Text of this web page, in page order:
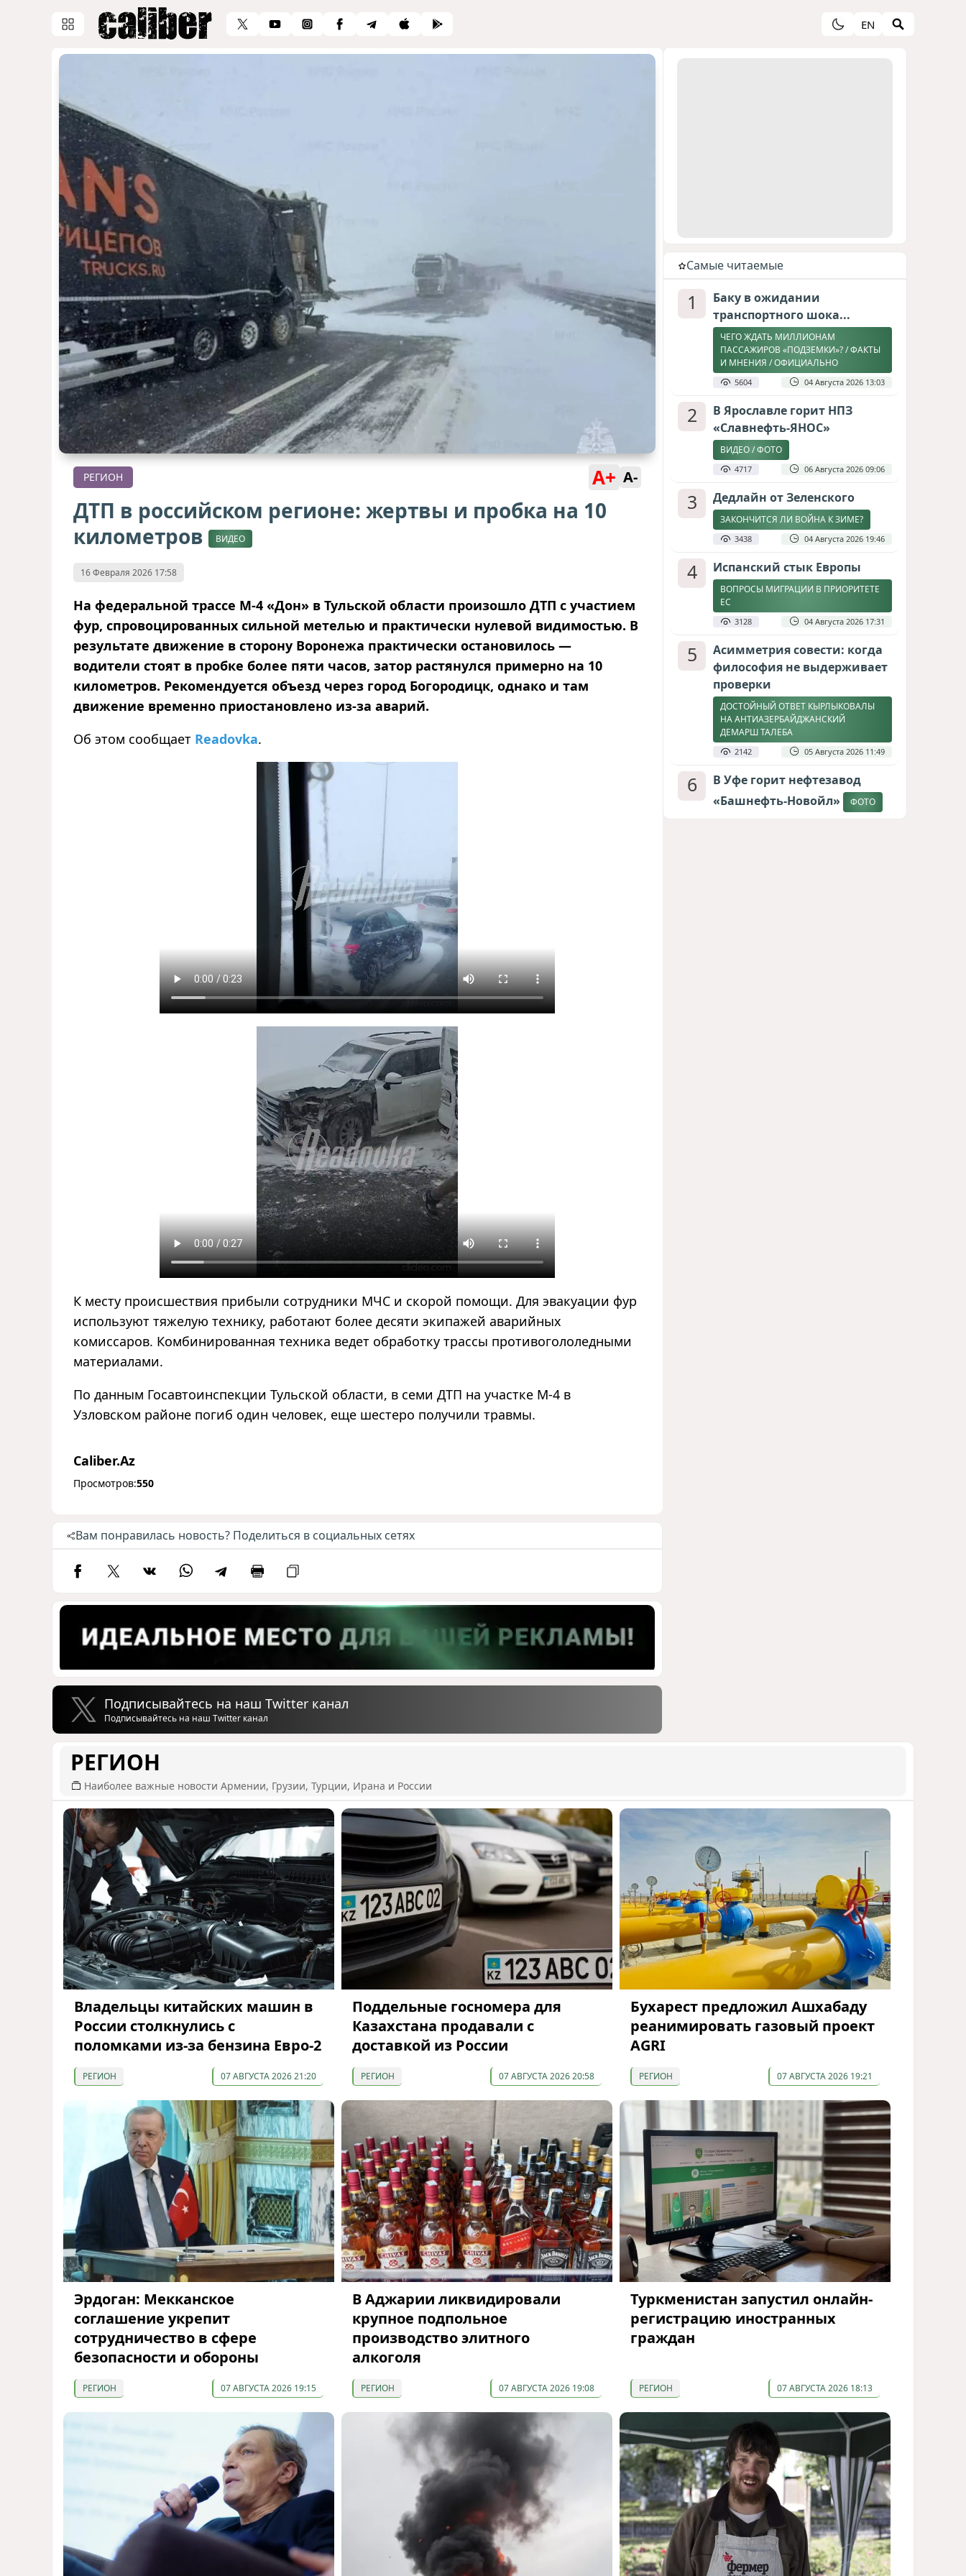
EN
РЕГИОН A+ A-
ДТП в российском регионе: жертвы и пробка на 10
километров
ВИДЕО
16 Февраля 2026 17:58
На федеральной трассе М-4 «Дон» в Тульской области произошло ДТП с участием
фур, спровоцированных сильной метелью и практически нулевой видимостью. В
результате движение в сторону Воронежа практически остановилось —
водители стоят в пробке более пяти часов, затор растянулся примерно на 10
километров. Рекомендуется объезд через город Богородицк, однако и там
движение временно приостановлено из-за аварий.
Об этом сообщает Readovka.
К месту происшествия прибыли сотрудники МЧС и скорой помощи. Для эвакуации фур
используют тяжелую технику, работают более десяти экипажей аварийных
комиссаров. Комбинированная техника ведет обработку трассы противогололедными
материалами.
По данным Госавтоинспекции Тульской области, в семи ДТП на участке М-4 в
Узловском районе погиб один человек, еще шестеро получили травмы.
Caliber.Az
Просмотров:550
Вам понравилась новость? Поделиться в социальных сетях
Подписывайтесь на наш Twitter канал
Подписывайтесь на наш Twitter канал
Cамые читаемые
1
Баку в ожидании
транспортного шока...
ЧЕГО ЖДАТЬ МИЛЛИОНАМ
ПАССАЖИРОВ «ПОДЗЕМКИ»? / ФАКТЫ
И МНЕНИЯ / ОФИЦИАЛЬНО
5604 04 Августа 2026 13:03
2
В Ярославле горит НПЗ
«Славнефть-ЯНОС»
ВИДЕО / ФОТО
4717 06 Августа 2026 09:06
3 Дедлайн от Зеленского
ЗАКОНЧИТСЯ ЛИ ВОЙНА К ЗИМЕ?
3438 04 Августа 2026 19:46
4 Испанский стык Европы
ВОПРОСЫ МИГРАЦИИ В ПРИОРИТЕТЕ
ЕС
3128 04 Августа 2026 17:31
5
Асимметрия совести: когда
философия не выдерживает
проверки
ДОСТОЙНЫЙ ОТВЕТ КЫРЛЫКОВАЛЫ
НА АНТИАЗЕРБАЙДЖАНСКИЙ
ДЕМАРШ ТАЛЕБА
2142 05 Августа 2026 11:49
6
В Уфе горит нефтезавод
«Башнефть-Новойл»
ФОТО
РЕГИОН
Наиболее важные новости Армении, Грузии, Турции, Ирана и России
Владельцы китайских машин в
России столкнулись с
поломками из-за бензина Евро-2
РЕГИОН 07 АВГУСТА 2026 21:20
Поддельные госномера для
Казахстана продавали с
доставкой из России
РЕГИОН 07 АВГУСТА 2026 20:58
Бухарест предложил Ашхабаду
реанимировать газовый проект
AGRI
РЕГИОН 07 АВГУСТА 2026 19:21
Эрдоган: Мекканское
соглашение укрепит
сотрудничество в сфере
безопасности и обороны
РЕГИОН 07 АВГУСТА 2026 19:15
В Аджарии ликвидировали
крупное подпольное
производство элитного
алкоголя
РЕГИОН 07 АВГУСТА 2026 19:08
Туркменистан запустил онлайн-
регистрацию иностранных
граждан
РЕГИОН 07 АВГУСТА 2026 18:13